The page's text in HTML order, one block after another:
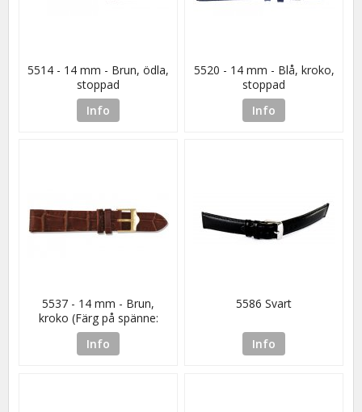
5514 - 14 mm - Brun, ödla,
stoppad
Info
5520 - 14 mm - Blå, kroko,
stoppad
Info
5537 - 14 mm - Brun,
kroko (Färg på spänne:
Guld)
Info
5586 Svart
Info